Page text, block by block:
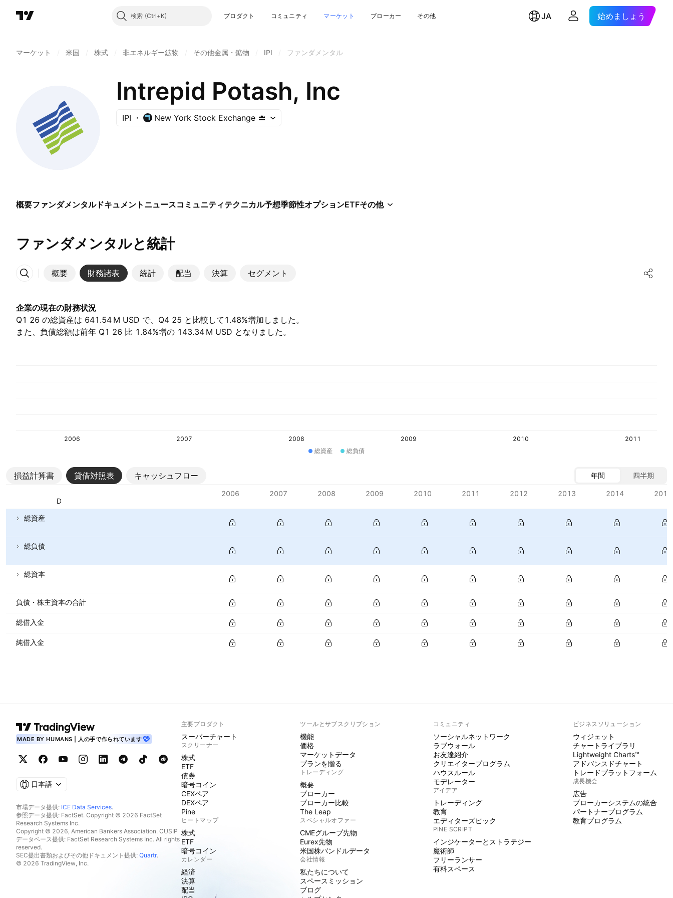
検索 プロダクト コミュニティ マーケット ブローカー その他 JA 始めましょう
マーケット 米国 株式 非エネルギー鉱物 その他金属・鉱物 IPI ファンダメンタル
Intrepid Potash, Inc
IPI New York Stock Exchange
概要ファンダメンタルドキュメント ニュースコミュニティテクニカル予想季節性オプションETFその他
ファンダメンタルと統計
概要 財務諸表 統計 配当 決算 セグメント
その他
企業の現在の財務状況
Q1 26 の総資産は ‪641.54 M‬ USD で、Q4 25 と比較して1.48%増加しました。
また、負債総額は前年 Q1 26 比 1.84%増の ‪143.34 M‬ USD となりました。
2006 2007 2008 2009 2010
2011
総資産
総負債
損益計算書 貸借対照表 キャッシュフロー 年間
四半期
通貨: USD
2006 2007 2008 2009 2010 2011 2012 2013 2014 2015
総資産
総負債
総資本
負債・株主資本の合計
総借入金
純借入金
MADE BY HUMANS | 人の手で作られています
日本語
市場データ提供: ICE Data Services.
参照データ提供: FactSet. Copyright © 2026 FactSet
Research Systems Inc.
Copyright © 2026, American Bankers Association. CUSIP
データベース提供: FactSet Research Systems Inc. All rights
reserved.
SEC提出書類およびその他ドキュメント提供: Quartr.
© 2026 TradingView, Inc.
主要プロダクト
スーパーチャート
スクリーナー
株式
ETF
債券
暗号コイン
CEXペア
DEXペア
Pine
ヒートマップ
株式
ETF
暗号コイン
カレンダー
経済
決算
配当
ツールとサブスクリプション
機能
価格
マーケットデータ
プランを贈る
トレーディング
概要
ブローカー
ブローカー比較
The Leap
スペシャルオファー
CMEグループ先物
Eurex先物
米国株バンドルデータ
会社情報
私たちについて
スペースミッション
ブログ
コミュニティ
ソーシャルネットワーク
ラブウォール
お友達紹介
クリエイタープログラム
ハウスルール
モデレーター
アイデア
トレーディング
教育
エディターズピック
PINE SCRIPT
インジケーターとストラテジー
魔術師
フリーランサー
有料スペース
ビジネスソリューション
ウィジェット
チャートライブラリ
Lightweight Charts™
アドバンスドチャート
トレードプラットフォーム
成長機会
広告
ブローカーシステムの統合
パートナープログラム
教育プログラム